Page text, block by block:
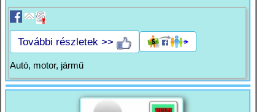
További részletek >>
Autó, motor, jármű